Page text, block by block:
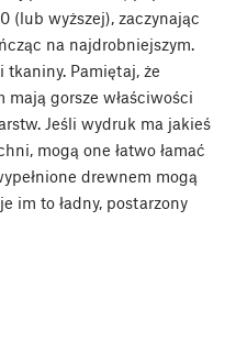
(lub wyższej), zaczynając
na najdrobniejszym.
tkaniny. Pamiętaj, że
gorsze właściwości
Jeśli wydruk ma jakieś
mogą one łatwo łamać
drewnem mogą
im to ładny, postarzony